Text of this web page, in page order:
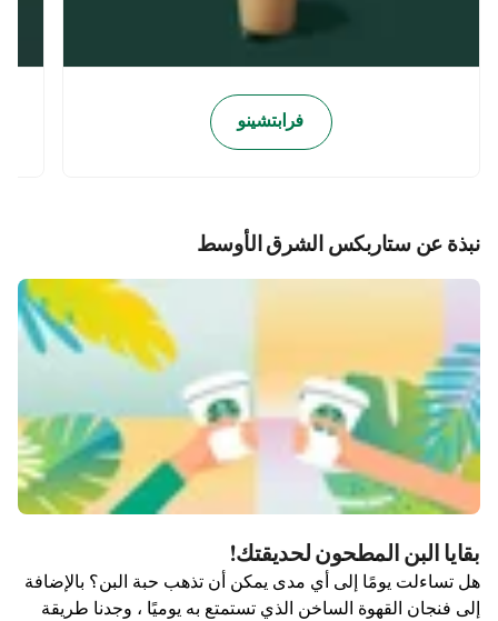
فرابتشينو
نبذة عن ستاربكس الشرق الأوسط
بقايا البن المطحون لحديقتك!
هل تساءلت يومًا إلى أي مدى يمكن أن تذهب حبة البن؟ بالإضافة
إلى فنجان القهوة الساخن الذي تستمتع به يوميًا ، وجدنا طريقة